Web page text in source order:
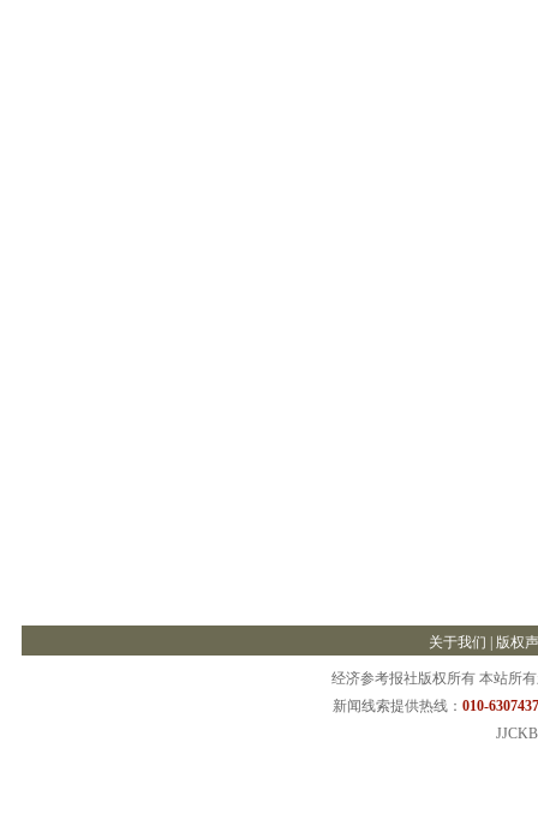
关于我们 版权
经济参考报社版权所有 本站所
新闻线索提供热线： 010-